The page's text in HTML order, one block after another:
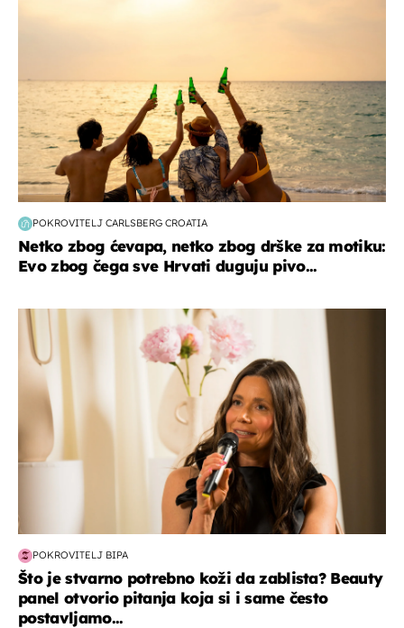
POKROVITELJ CARLSBERG CROATIA
Netko zbog ćevapa, netko zbog drške za motiku:
Evo zbog čega sve Hrvati duguju pivo...
moda & ljepota
POKROVITELJ BIPA
Što je stvarno potrebno koži da zablista? Beauty
panel otvorio pitanja koja si i same često
postavljamo...